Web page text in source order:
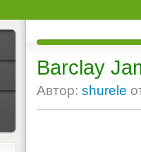
Barclay
Автор: shurele